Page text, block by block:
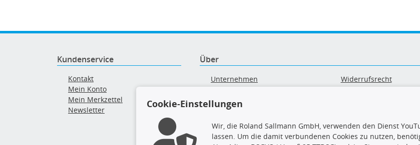
Kundenservice
Kontakt
Mein Konto
Mein Merkzettel
Newsletter
Über
Unternehmen
Versand & Zahlung
Widerrufsrecht
Cookie-Einstellungen
Wir, die Roland Sallmann GmbH, verwenden den Dienst
lassen. Um die damit verbundenen Cookies zu nutzen,